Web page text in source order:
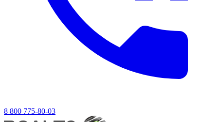
8 800 775-80-03